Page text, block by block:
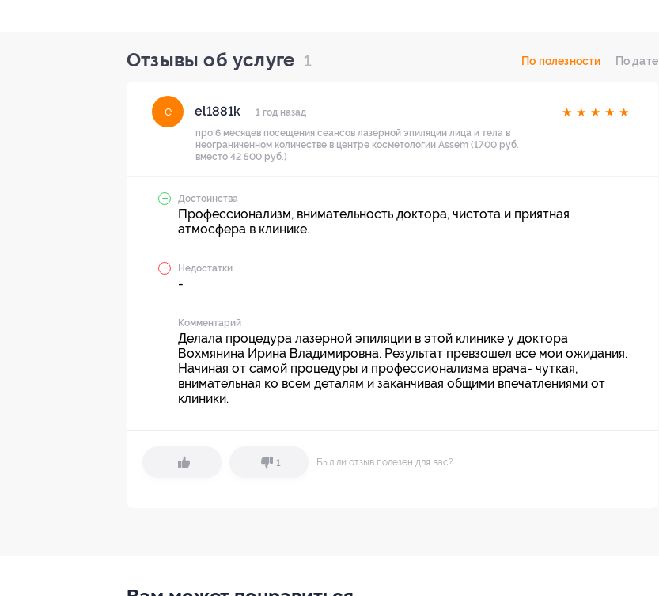
Отзывы об услуге 1 По полезности По дате
e el1881k 1 год назад ★ ★ ★ ★ ★
про 6 месяцев посещения сеансов лазерной эпиляции лица и тела в
неограниченном количестве в центре косметологии Assem (1700 руб.
вместо 42 500 руб.)
Достоинства
Профессионализм, внимательность доктора, чистота и приятная
атмосфера в клинике.
Недостатки
-
Комментарий
Делала процедура лазерной эпиляции в этой клинике у доктора
Вохмянина Ирина Владимировна. Результат превзошел все мои ожидания.
Начиная от самой процедуры и профессионализма врача- чуткая,
внимательная ко всем деталям и заканчивая общими впечатлениями от
клиники.
1 Был ли отзыв полезен для вас?